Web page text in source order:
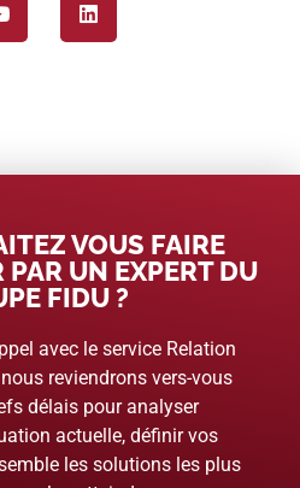
VOUS FAIRE
PAR UN EXPERT DU
FIDU ?
avec le service Relation
reviendrons vers-vous
délais pour analyser
actuelle, définir vos
les solutions les plus